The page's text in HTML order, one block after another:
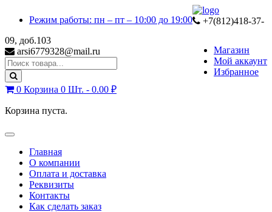
Режим работы: пн – пт – 10:00 до 19:00
Магазин
Мой аккаунт
Избранное
+7(812)418-37-
09, доб.103
arsi6779328@mail.ru
Search
for:
0 Корзина 0 Шт. - 0.00 ₽
Корзина пуста.
Toggle
navigationГлавная
О компании
Оплата и доставка
Реквизиты
Контакты
Как сделать заказ